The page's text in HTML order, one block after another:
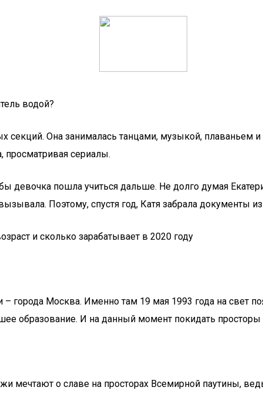
водой?
Она занималась танцами, музыкой, плаваньем
сериалы.
пошла учиться дальше. Не долго думая
Поэтому, спустя год, Катя забрала документы
и сколько зарабатывает в 2020 году
города Москва. Именно там 19 мая 1993 года на свет
образование. И на данный момент покидать
мечтают о славе на просторах Всемирной паутины,